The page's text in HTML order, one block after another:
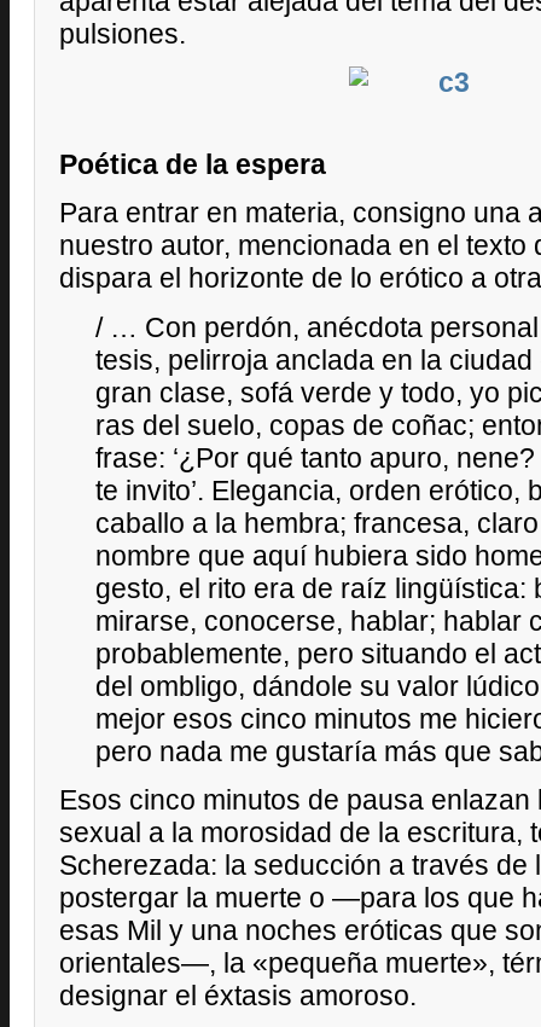
pulsiones.
Poética de la espera
Para entrar en materia, consigno una
nuestro autor, mencionada en el texto
dispara el horizonte de lo erótico a
/ … Con perdón, anécdota
tesis, pelirroja anclada en la
gran clase, sofá verde y todo, yo
ras del suelo, copas de coñac;
frase: ‘¿Por qué tanto apuro,
te invito’. Elegancia, orden erótico,
caballo a la hembra; francesa,
nombre que aquí hubiera sido
gesto, el rito era de raíz lingüística:
mirarse, conocerse, hablar; hablar
probablemente, pero situando el
del ombligo, dándole su valor
mejor esos cinco minutos me
pero nada me gustaría más que
Esos cinco minutos de pausa enlazan
sexual a la morosidad de la escritura,
Scherezada: la seducción a través de
postergar la muerte o —para los que
esas Mil y una noches eróticas que
orientales—, la «pequeña muerte»,
designar el éxtasis amoroso.